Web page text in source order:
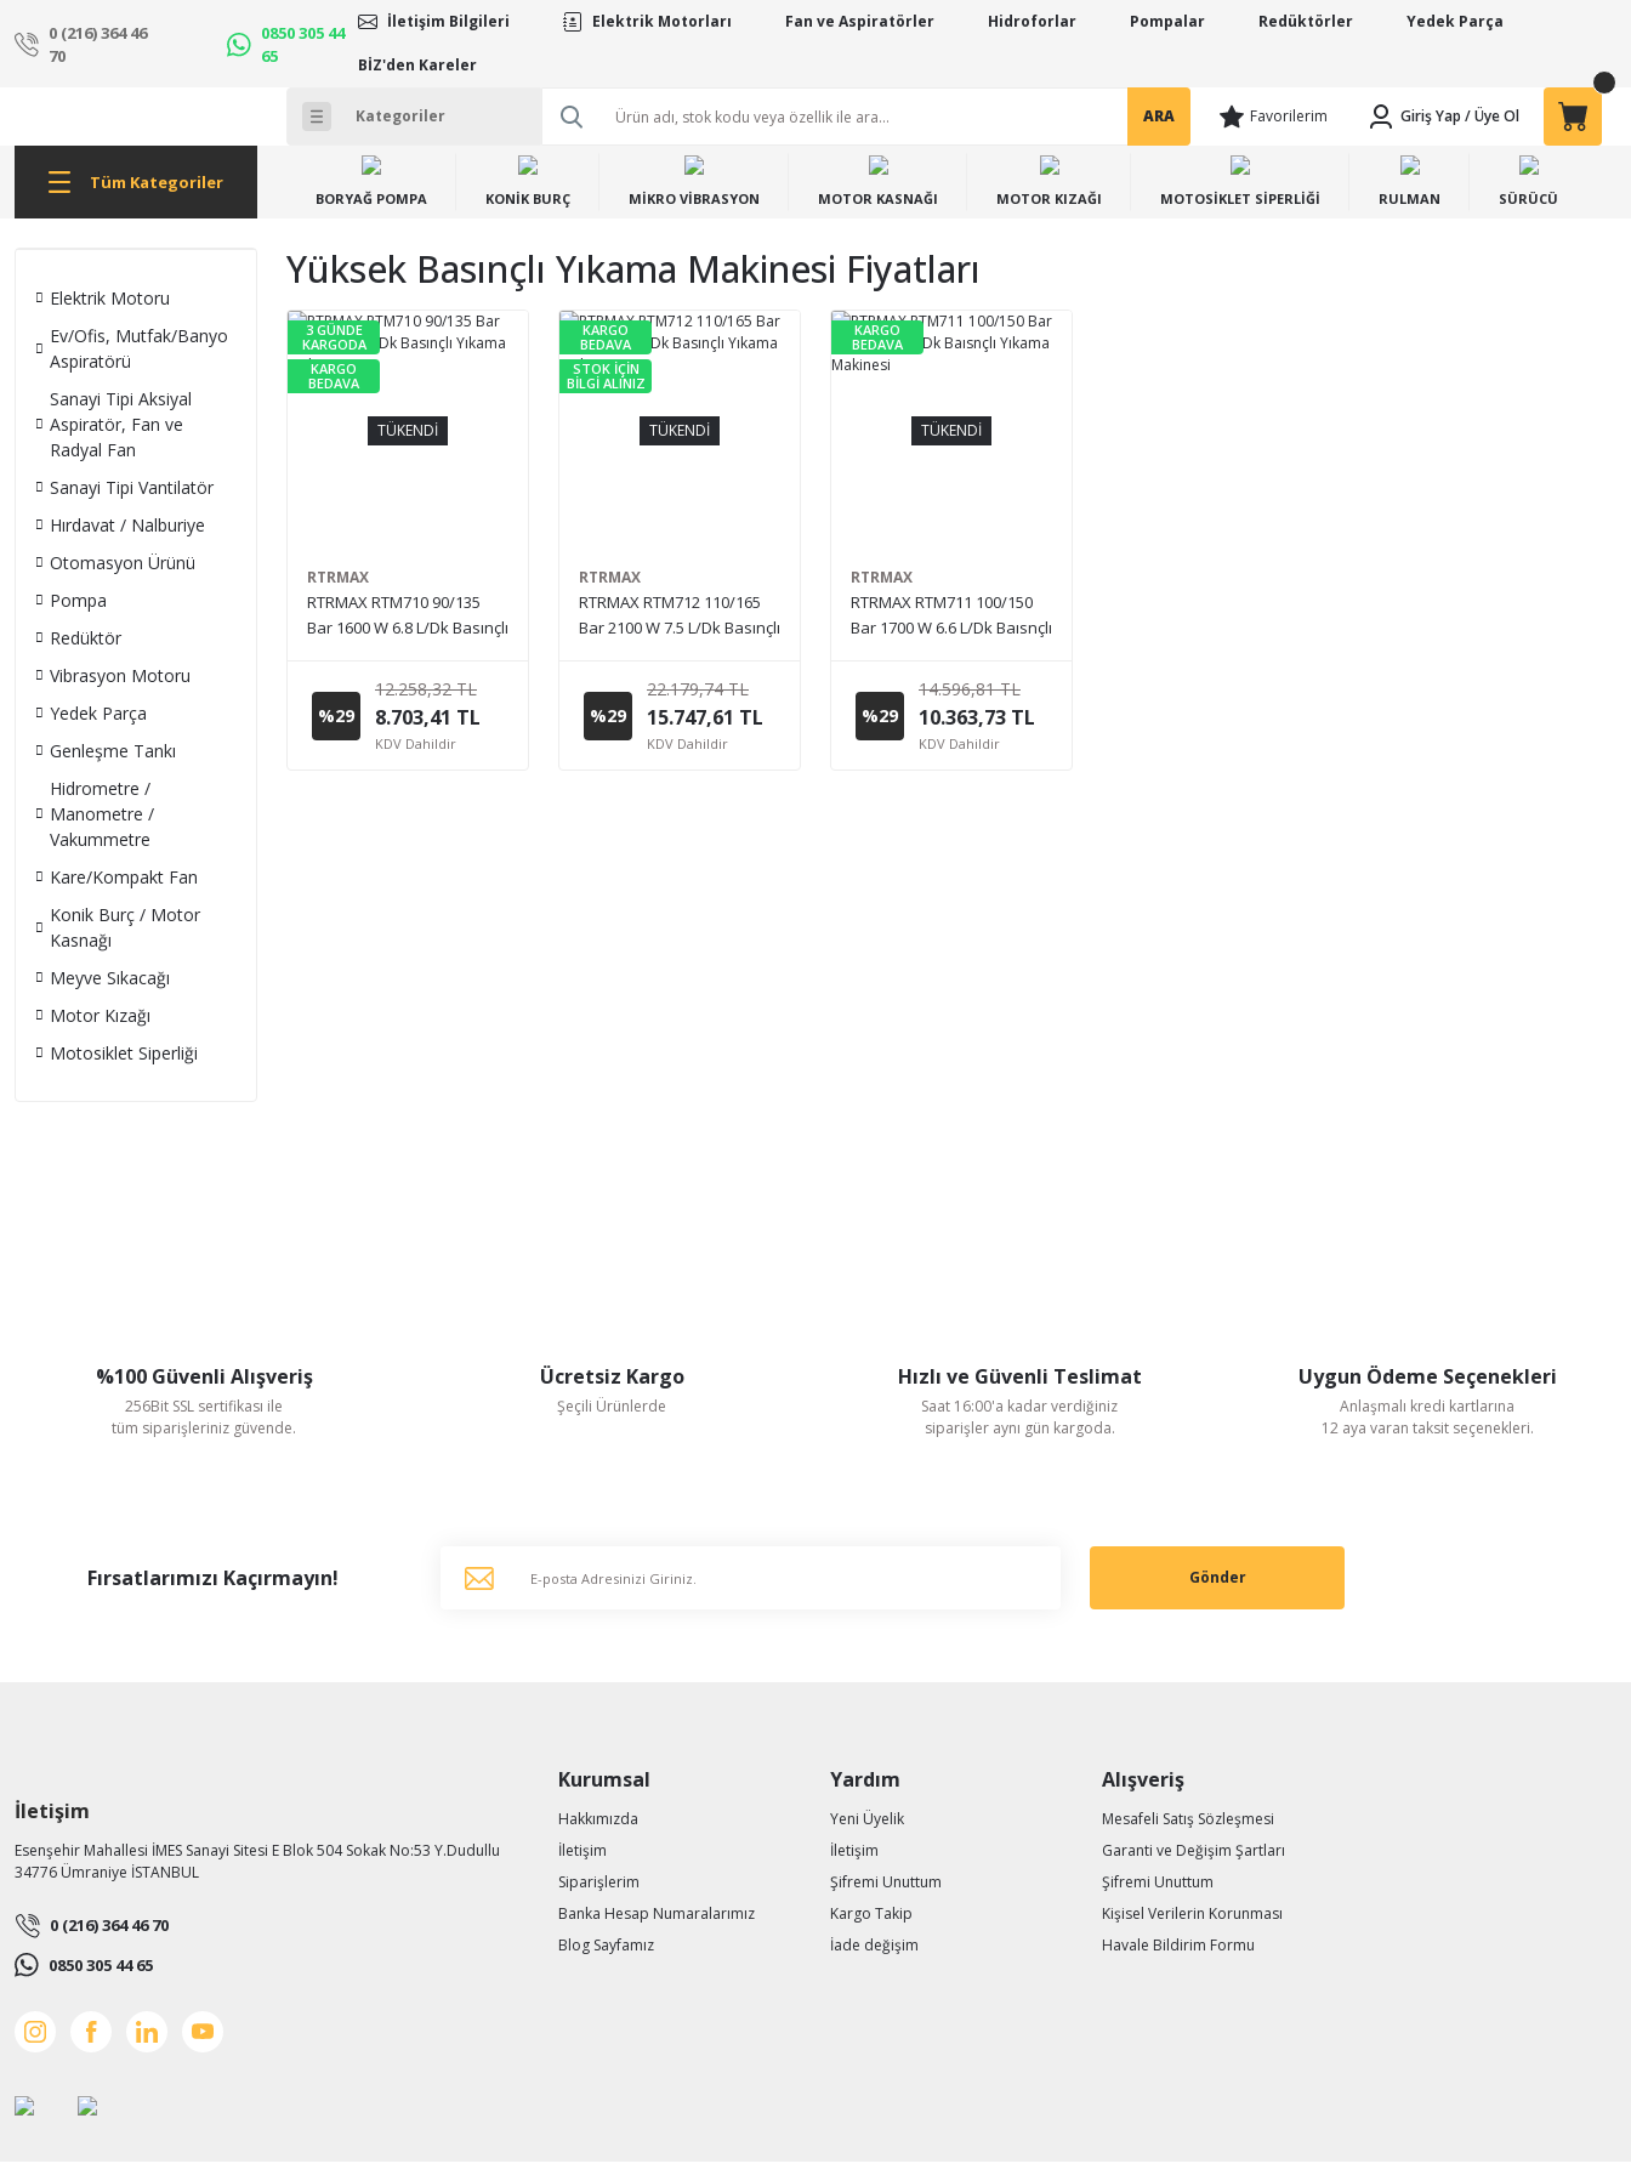
0 (216) 364 46
70
0850 305 44
65
İletişim Bilgileri Elektrik Motorları Fan ve Aspiratörler Hidroforlar Pompalar Redüktörler Yedek Parça
BİZ'den Kareler
ARA Favorilerim Giriş Yap /Üye Ol
Tüm Kategoriler
BORYAĞ POMPA KONİK BURÇ MİKRO VİBRASYON MOTOR KASNAĞI MOTOR KIZAĞI MOTOSİKLET SİPERLİĞİ RULMAN SÜRÜCÜ
Elektrik Motoru
Ev/Ofis, Mutfak/Banyo
Aspiratörü
Sanayi Tipi Aksiyal
Aspiratör, Fan ve
Radyal Fan
Sanayi Tipi Vantilatör
Hırdavat / Nalburiye
Otomasyon Ürünü
Pompa
Redüktör
Vibrasyon Motoru
Yedek Parça
Genleşme Tankı
Hidrometre /
Manometre /
Vakummetre
Kare/Kompakt Fan
Konik Burç / Motor
Kasnağı
Meyve Sıkacağı
Motor Kızağı
Motosiklet Siperliği
Yüksek Basınçlı Yıkama Makinesi Fiyatları
TÜKENDİ
3 GÜNDE
KARGODA
KARGO
BEDAVA
RTRMAX
RTRMAX RTM710 90/135
Bar 1600 W 6.8 L/Dk Basınçlı
%29
12.258,32 TL
8.703,41 TL
KDV Dahildir
TÜKENDİ
KARGO
BEDAVA
STOK İÇİN
BİLGİ ALINIZ
RTRMAX
RTRMAX RTM712 110/165
Bar 2100 W 7.5 L/Dk Basınçlı
%29
22.179,74 TL
15.747,61 TL
KDV Dahildir
TÜKENDİ
KARGO
BEDAVA
RTRMAX
RTRMAX RTM711 100/150
Bar 1700 W 6.6 L/Dk Baısnçlı
%29
14.596,81 TL
10.363,73 TL
KDV Dahildir
%100 Güvenli Alışveriş
256Bit SSL sertifikası ile
tüm siparişleriniz güvende.
Ücretsiz Kargo
Şeçili Ürünlerde
Hızlı ve Güvenli Teslimat
Saat 16:00'a kadar verdiğiniz
siparişler aynı gün kargoda.
Uygun Ödeme Seçenekleri
Anlaşmalı kredi kartlarına
12 aya varan taksit seçenekleri.
Fırsatlarımızı Kaçırmayın! Gönder
İletişim
Esenşehir Mahallesi İMES Sanayi Sitesi E Blok 504 Sokak No:53 Y.Dudullu
34776 Ümraniye İSTANBUL
0 (216) 364 46 70
0850 305 44 65
Kurumsal
Hakkımızda
İletişim
Siparişlerim
Banka Hesap Numaralarımız
Blog Sayfamız
Yardım
Yeni Üyelik
İletişim
Şifremi Unuttum
Kargo Takip
İade değişim
Alışveriş
Mesafeli Satış Sözleşmesi
Garanti ve Değişim Şartları
Şifremi Unuttum
Kişisel Verilerin Korunması
Havale Bildirim Formu